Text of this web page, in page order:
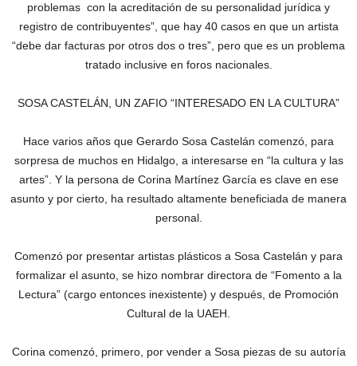
problemas con la acreditación de su personalidad jurídica y
registro de contribuyentes”, que hay 40 casos en que un artista
“debe dar facturas por otros dos o tres”, pero que es un problema
tratado inclusive en foros nacionales.
SOSA CASTELÁN, UN ZAFIO “INTERESADO EN LA CULTURA”
Hace varios años que Gerardo Sosa Castelán comenzó, para
sorpresa de muchos en Hidalgo, a interesarse en “la cultura y las
artes”. Y la persona de Corina Martínez García es clave en ese
asunto y por cierto, ha resultado altamente beneficiada de manera
personal.
Comenzó por presentar artistas plásticos a Sosa Castelán y para
formalizar el asunto, se hizo nombrar directora de “Fomento a la
Lectura” (cargo entonces inexistente) y después, de Promoción
Cultural de la UAEH.
Corina comenzó, primero, por vender a Sosa piezas de su autoría